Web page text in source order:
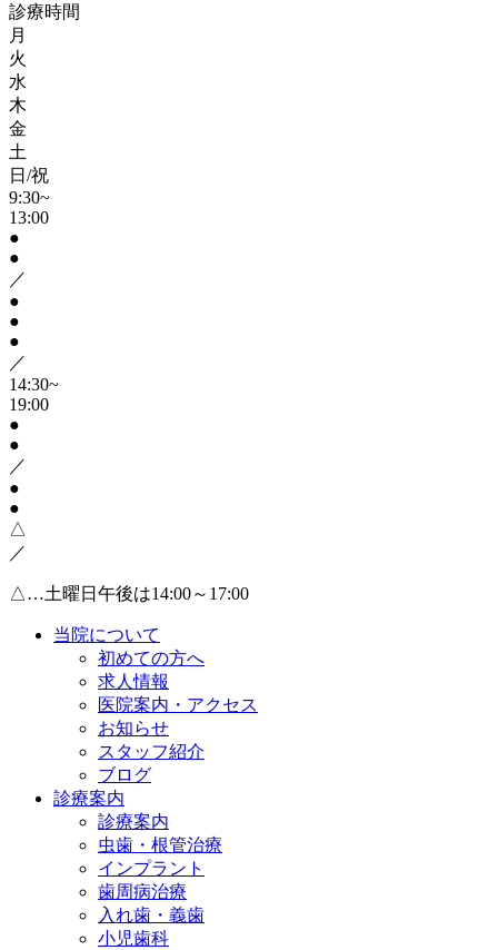
診療時間
月
火
水
木
金
土
日/祝
9:30~
13:00
●
●
／
●
●
●
／
14:30~
19:00
●
●
／
●
●
△
／
△…土曜日午後は14:00～17:00
当院について
初めての方へ
求人情報
医院案内・アクセス
お知らせ
スタッフ紹介
ブログ
診療案内
診療案内
虫歯・根管治療
インプラント
歯周病治療
入れ歯・義歯
小児歯科